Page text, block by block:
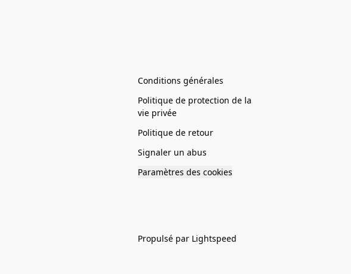
Conditions générales
Politique de protection de la
vie privée
Politique de retour
Signaler un abus
Paramètres des cookies
Propulsé par Lightspeed